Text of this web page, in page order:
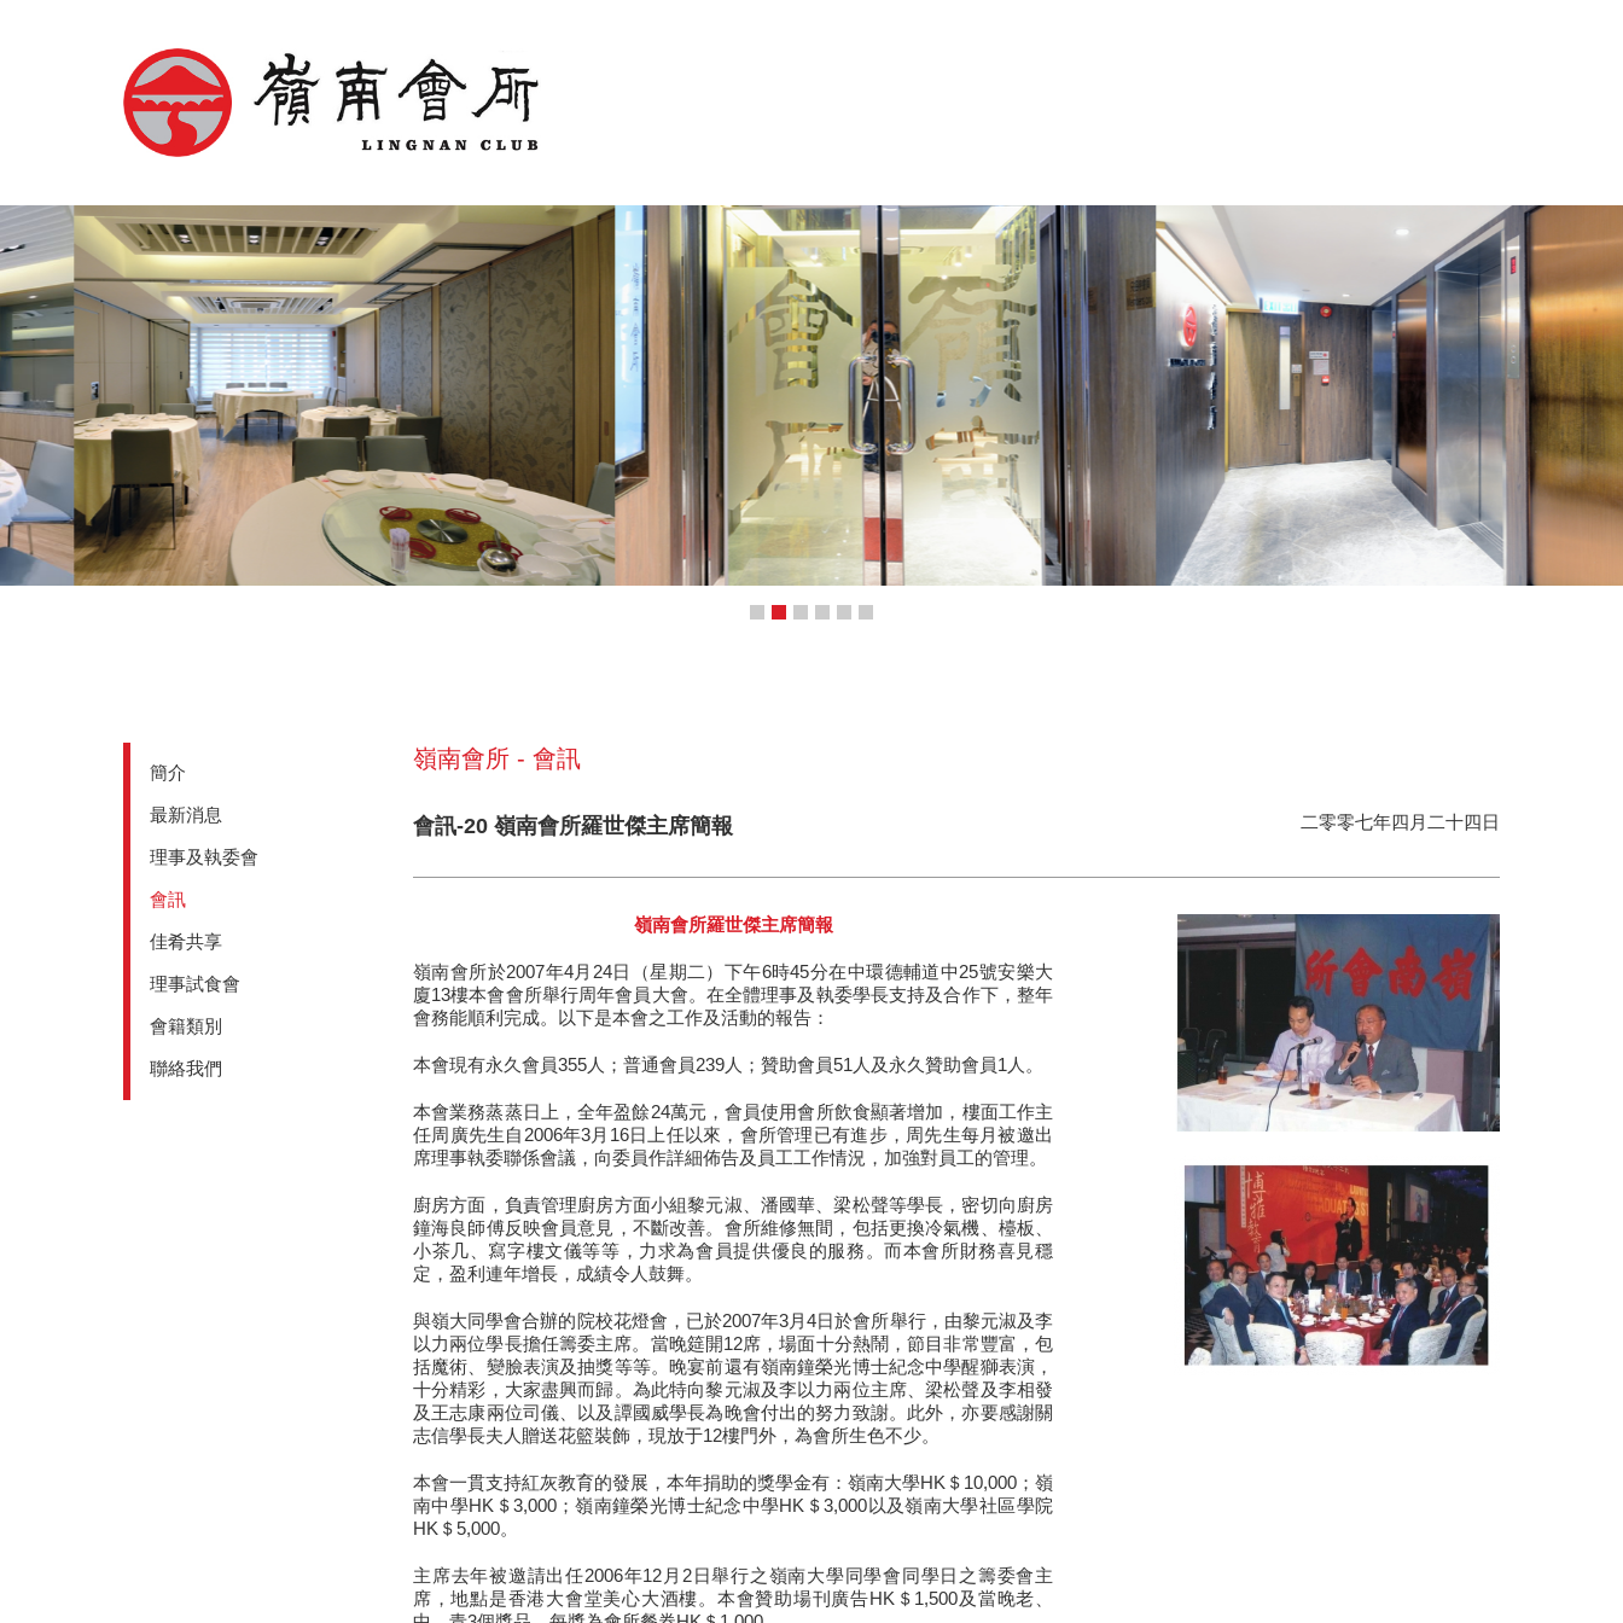
簡介
最新消息
理事及執委會
會訊
佳肴共享
理事試食會
會籍類別
聯絡我們
嶺南會所 - 會訊
會訊-20 嶺南會所羅世傑主席簡報 二零零七年四月二十四日
嶺南會所羅世傑主席簡報
嶺南會所於2007年4月24日（星期二）下午6時45分在中環德輔道中25號安樂大
廈13樓本會會所舉行周年會員大會。在全體理事及執委學長支持及合作下，整年
會務能順利完成。以下是本會之工作及活動的報告：
本會現有永久會員355人；普通會員239人；贊助會員51人及永久贊助會員1人。
本會業務蒸蒸日上，全年盈餘24萬元，會員使用會所飲食顯著增加，樓面工作主
任周廣先生自2006年3月16日上任以來，會所管理已有進步，周先生每月被邀出
席理事執委聯係會議，向委員作詳細佈告及員工工作情況，加強對員工的管理。
廚房方面，負責管理廚房方面小組黎元淑、潘國華、梁松聲等學長，密切向廚房
鐘海良師傅反映會員意見，不斷改善。會所維修無間，包括更換冷氣機、檯板、
小茶几、寫字樓文儀等等，力求為會員提供優良的服務。而本會所財務喜見穩
定，盈利連年增長，成績令人鼓舞。
與嶺大同學會合辦的院校花燈會，已於2007年3月4日於會所舉行，由黎元淑及李
以力兩位學長擔任籌委主席。當晚筵開12席，場面十分熱鬧，節目非常豐富，包
括魔術、變臉表演及抽獎等等。晚宴前還有嶺南鐘榮光博士紀念中學醒獅表演，
十分精彩，大家盡興而歸。為此特向黎元淑及李以力兩位主席、梁松聲及李相發
及王志康兩位司儀、以及譚國威學長為晚會付出的努力致謝。此外，亦要感謝關
志信學長夫人贈送花籃裝飾，現放于12樓門外，為會所生色不少。
本會一貫支持紅灰教育的發展，本年捐助的獎學金有：嶺南大學HK＄10,000；嶺
南中學HK＄3,000；嶺南鐘榮光博士紀念中學HK＄3,000以及嶺南大學社區學院
HK＄5,000。
主席去年被邀請出任2006年12月2日舉行之嶺南大學同學會同學日之籌委會主
席，地點是香港大會堂美心大酒樓。本會贊助場刊廣告HK＄1,500及當晚老、